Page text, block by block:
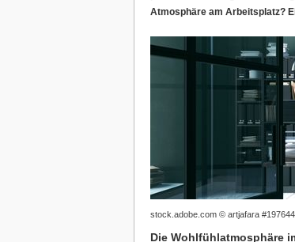
Atmosphäre am Arbeitsplatz?
stock.adobe.com © artjafara
Die Wohlfühlatmosphäre